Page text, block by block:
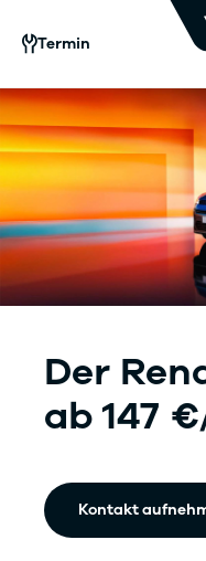
Termin
Der
ab 147
Kontakt